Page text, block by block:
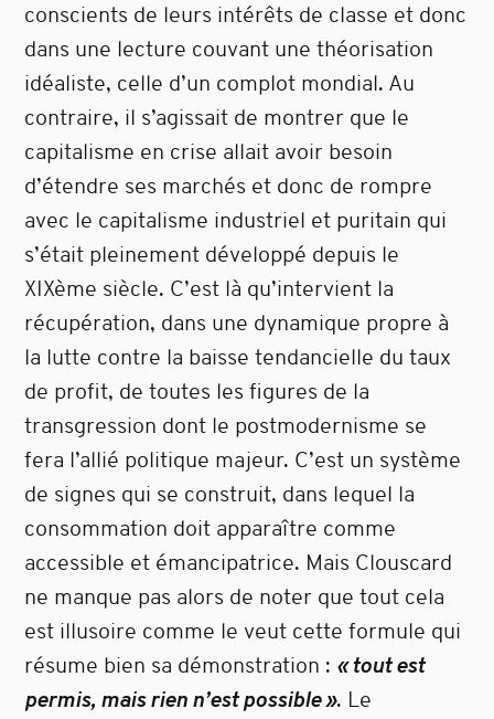
conscients de leurs intérêts de classe et donc
dans une lecture couvant une théorisation
idéaliste, celle d’un complot mondial. Au
contraire, il s’agissait de montrer que le
capitalisme en crise allait avoir besoin
d’étendre ses marchés et donc de rompre
avec le capitalisme industriel et puritain qui
s’était pleinement développé depuis le
XIXème siècle. C’est là qu’intervient la
récupération, dans une dynamique propre à
la lutte contre la baisse tendancielle du taux
de profit, de toutes les figures de la
transgression dont le postmodernisme se
fera l’allié politique majeur. C’est un système
de signes qui se construit, dans lequel la
consommation doit apparaître comme
accessible et émancipatrice. Mais Clouscard
ne manque pas alors de noter que tout cela
est illusoire comme le veut cette formule qui
résume bien sa démonstration : « tout est
permis, mais rien n’est possible ». Le